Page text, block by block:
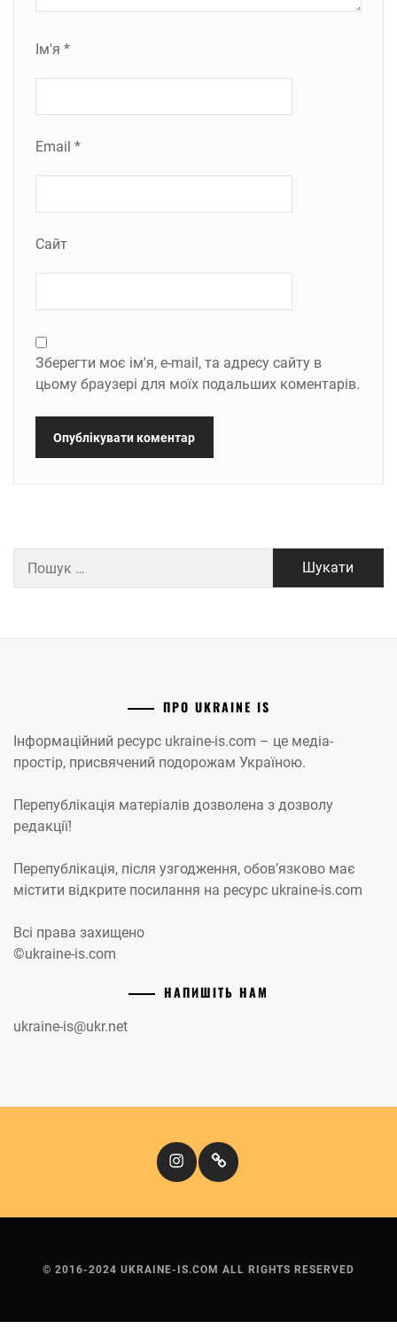
Ім'я *
Email *
Сайт
Зберегти моє ім'я, e-mail, та адресу сайту в
цьому браузері для моїх подальших коментарів.
ПРО UKRAINE IS
Інформаційний ресурс ukraine-is.com – це медіа-
простір, присвячений подорожам Україною.
Перепублікація матеріалів дозволена з дозволу
редакції!
Перепублікація, після узгодження, обов’язково має
містити відкрите посилання на ресурс ukraine-is.com
Всі права захищено
©ukraine-is.com
НАПИШІТЬ НАМ
ukraine-is@ukr.net
InstagramКіномандри
© 2016-2024 UKRAINE-IS.COM ALL RIGHTS RESERVED